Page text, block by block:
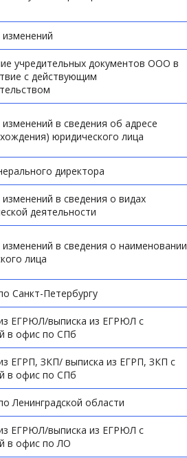
учредительных документов ООО в
с действующим
в сведения об адресе
юридического лица
директора
в сведения о видах
деятельности
изменений в сведения о наименовании
лица
Санкт-Петербургу
ЕГРЮЛ/выписка из ЕГРЮЛ с
в офис по СПб
ЕГРП, ЗКП/ выписка из ЕГРП, ЗКП с
в офис по СПб
Ленинградской области
ЕГРЮЛ/выписка из ЕГРЮЛ с
в офис по ЛО